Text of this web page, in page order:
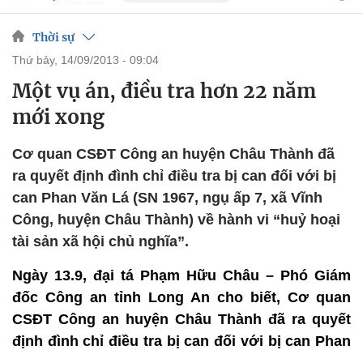
Thời sự
thứ bảy, 14/09/2013 - 09:04
Một vụ án, điều tra hơn 22 năm
mới xong
Cơ quan CSĐT Công an huyện Châu Thành đã
ra quyết định đình chỉ điều tra bị can đối với bị
can Phan Văn Lá (SN 1967, ngụ ấp 7, xã Vĩnh
Công, huyện Châu Thành) về hành vi “huỷ hoại
tài sản xã hội chủ nghĩa”.
Ngày 13.9, đại tá Phạm Hữu Châu – Phó Giám
đốc Công an tỉnh Long An cho biết, Cơ quan
CSĐT Công an huyện Châu Thành đã ra quyết
định đình chỉ điều tra bị can đối với bị can Phan